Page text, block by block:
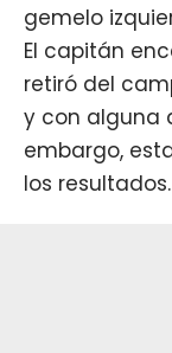
gemelo
El capitán
retiró del
y con alguna
embargo,
los resultados.